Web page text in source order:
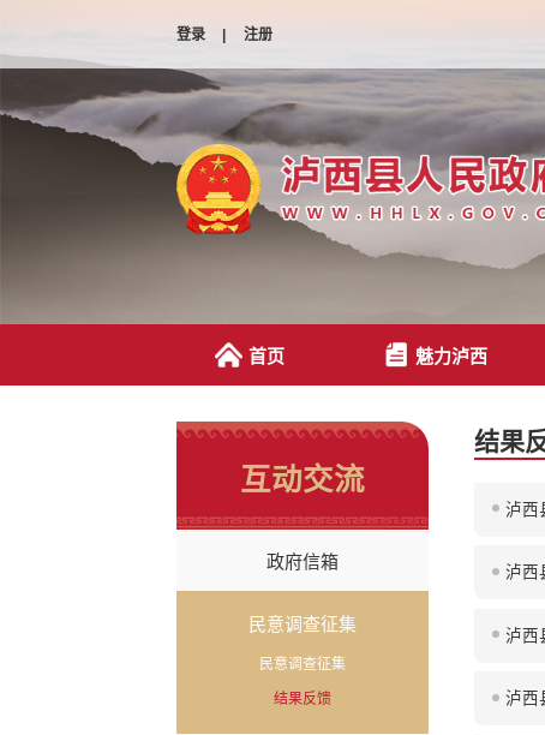
登录 | 注册
首页 魅力泸西
互动交流
政府信箱
民意调查征集
民意调查征集
结果反馈
结果
泸西
泸西